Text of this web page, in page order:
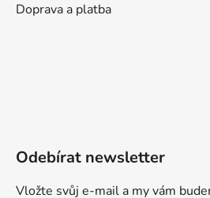
Doprava a platba
Odebírat newsletter
Vložte svůj e-mail a my vám